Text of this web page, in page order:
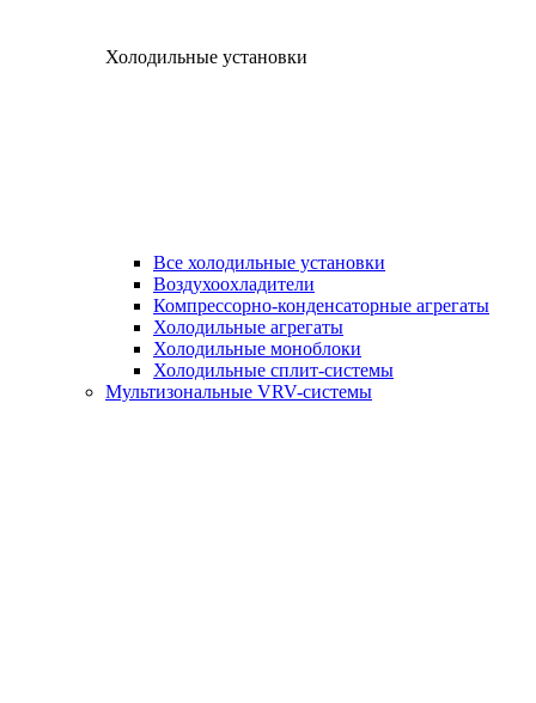
Холодильные установки
Все холодильные установки
Воздухоохладители
Компрессорно-конденсаторные агрегаты
Холодильные агрегаты
Холодильные моноблоки
Холодильные сплит-системы
Мультизональные VRV-системы